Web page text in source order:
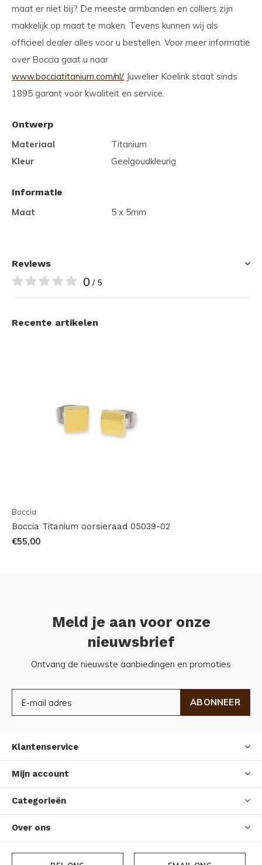
maat er niet bij? De meeste armbanden en colliers zijn
makkelijk op maat te maken. Tevens kunnen wij als
officieel dealer alles voor u bestellen. Voor meer informatie
over Boccia gaat u naar
www.bocciatitanium.com/nl/. Juwelier Koelink staat sinds
1895 garant voor kwaliteit en service.
Ontwerp
Materiaal
Titanium
Kleur
Geelgoudkleurig
Informatie
Maat
5 x 5mm
Reviews
0 / 5
Recente artikelen
Boccia
Boccia Titanium oorsieraad 05039-02
€55,00
Meld je aan voor onze
nieuwsbrief
Ontvang de nieuwste aanbiedingen en promoties
ABONNEER
Klantenservice
Mijn account
Categorieën
Over ons